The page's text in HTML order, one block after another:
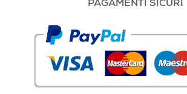
PAGAMENTI SICURI